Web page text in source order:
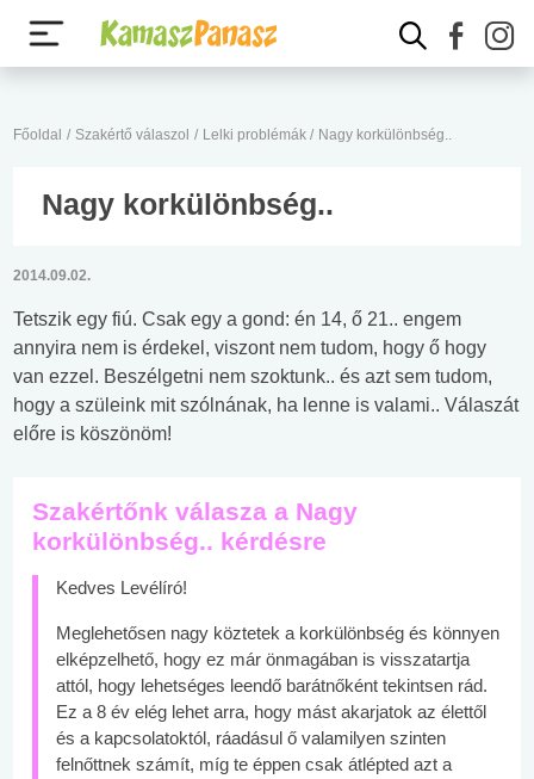
Főoldal / Szakértő válaszol / Lelki problémák / Nagy korkülönbség..
Nagy korkülönbség..
2014.09.02.
Tetszik egy fiú. Csak egy a gond: én 14, ő 21.. engem
annyira nem is érdekel, viszont nem tudom, hogy ő hogy
van ezzel. Beszélgetni nem szoktunk.. és azt sem tudom,
hogy a szüleink mit szólnának, ha lenne is valami.. Válaszát
előre is köszönöm!
Szakértőnk válasza a Nagy
korkülönbség.. kérdésre
Kedves Levélíró!
Meglehetősen nagy köztetek a korkülönbség és könnyen
elképzelhető, hogy ez már önmagában is visszatartja
attól, hogy lehetséges leendő barátnőként tekintsen rád.
Ez a 8 év elég lehet arra, hogy mást akarjatok az élettől
és a kapcsolatoktól, ráadásul ő valamilyen szinten
felnőttnek számít, míg te éppen csak átlépted azt a